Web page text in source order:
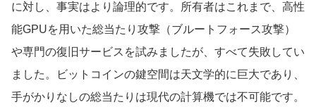
に対し、事実はより論理的です。所有者はこれまで、高性
能GPUを用いた総当たり攻撃（ブルートフォース攻撃）
や専門の復旧サービスを試みましたが、すべて失敗してい
ました。ビットコインの鍵空間は天文学的に巨大であり、
手がかりなしの総当たりは現代の計算機では不可能です。